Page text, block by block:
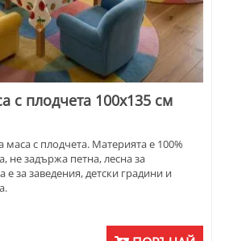
с плодчета 100х135 см
с плодчета. Материята е 100%
не задържа петна, лесна за
за заведения, детски градини и